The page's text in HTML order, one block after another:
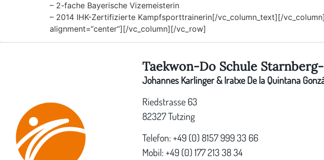
– 2-fache Bayerische Vizemeisterin
– 2014 IHK-Zertifizierte Kampfsporttrainerin[/vc_column_text][/
alignment=“center“][/vc_column][/vc_row]
Taekwon-Do Schule
Johannes Karlinger & Iratxe De la Quintana
Riedstrasse 63
82327 Tutzing
Telefon: +49 (0) 8157 999 33 66
Mobil: +49 (0) 177 213 38 34